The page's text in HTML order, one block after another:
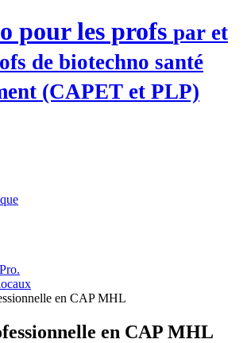
pour les profs par et
de biotechno santé
(CAPET et PLP)
en CAP MHL
en CAP MHL